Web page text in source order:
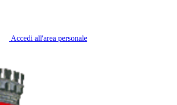
Accedi all'area personale